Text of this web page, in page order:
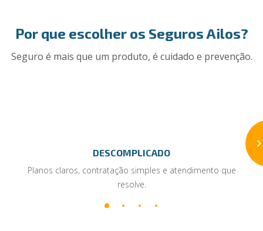
Por que escolher os Seguros Ailos?
Seguro é mais que um produto, é cuidado e prevenção.
DESCOMPLICADO
Planos claros, contratação simples e atendimento que
resolve.